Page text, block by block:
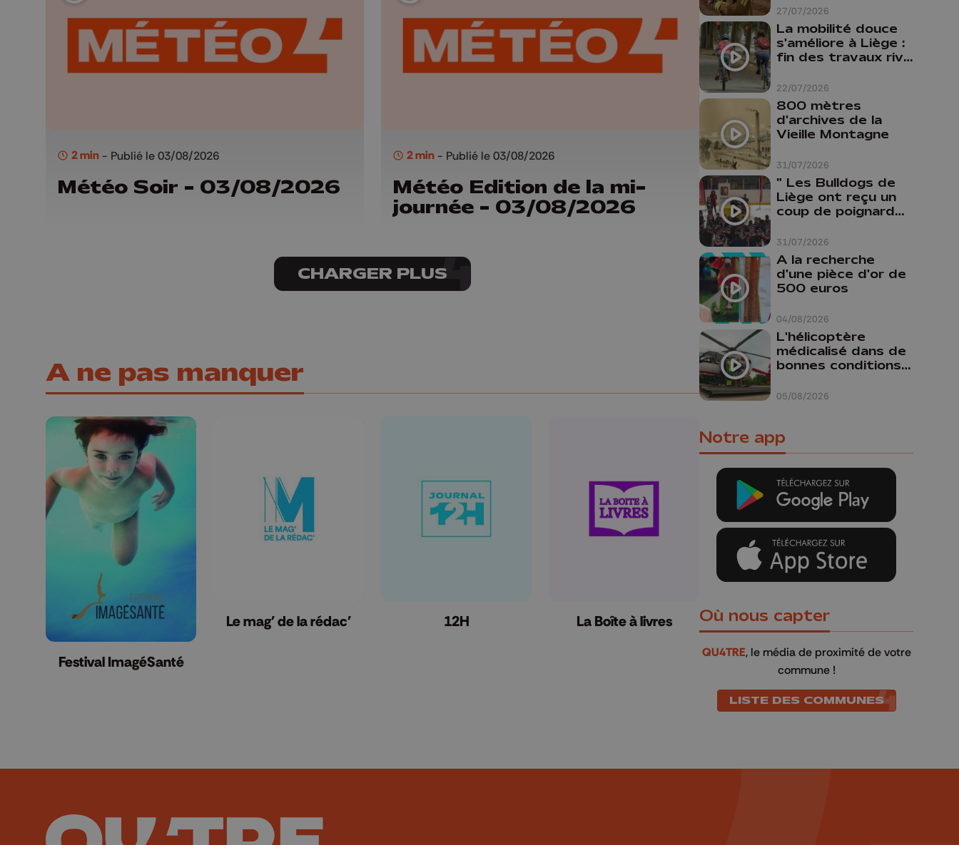
2 min - Publié le 03/08/2026
Météo Soir - 03/08/2026
2 min - Publié le 03/08/2026
Météo Edition de la mi-
journée - 03/08/2026
CHARGER PLUS
A ne pas manquer
Festival ImagéSanté
Le mag' de la rédac' 12H La Boîte à livres
27/07/2026
province de Liège :
"Un citoyen qui
n'est formé ne
peut pas nous
aider"
22/07/2026
La mobilité douce
s'améliore à Liège :
fin des travaux rive
cyclo-piétonnes
Avroy et
Guillemins...
31/07/2026
800 mètres
d'archives de la
Vieille Montagne
31/07/2026
" Les Bulldogs de
Liège ont reçu un
coup de poignard
04/08/2026
A la recherche
d'une pièce d'or de
500 euros
05/08/2026
L'hélicoptère
médicalisé dans de
bonnes conditions à
Notre app
Où nous capter
QU4TRE, le média de proximité de votre
commune !
LISTE DES COMMUNES